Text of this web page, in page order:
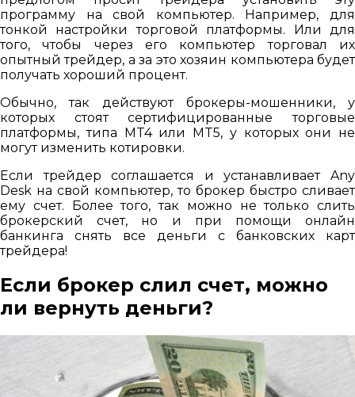
программу на свой компьютер. Например, для
тонкой настройки торговой платформы. Или для
того, чтобы через его компьютер торговал их
опытный трейдер, а за это хозяин компьютера будет
получать хороший процент.
Обычно, так действуют брокеры-мошенники, у
которых стоят сертифицированные торговые
платформы, типа MT4 или MT5, у которых они не
могут изменить котировки.
Если трейдер соглашается и устанавливает Any
Desk на свой компьютер, то брокер быстро сливает
ему счет. Более того, так можно не только слить
брокерский счет, но и при помощи онлайн
банкинга снять все деньги с банковских карт
трейдера!
Если брокер слил счет, можно
ли вернуть деньги?